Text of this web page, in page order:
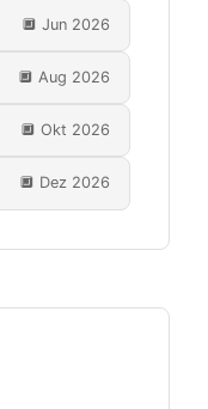
🔲 Jun 2026
🔲 Aug 2026
🔲 Okt 2026
🔲 Dez 2026